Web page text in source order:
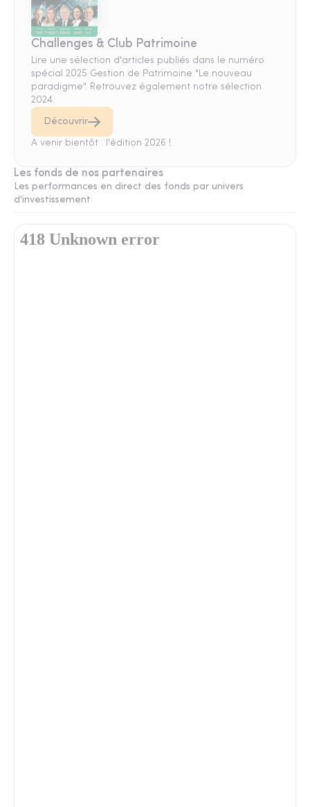
Challenges & Club Patrimoine
Lire une sélection d'articles publiés dans le numéro
spécial 2025 Gestion de Patrimoine "Le nouveau
paradigme". Retrouvez également notre sélection
2024.
Découvrir
A venir bientôt : l'édition 2026 !
Les fonds de nos partenaires
Les performances en direct des fonds par univers
d'investissement